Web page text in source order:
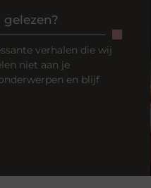
verhalen die wij
niet aan je
en blijf